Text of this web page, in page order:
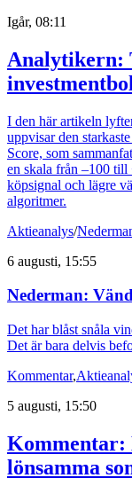
Igår, 08:11
Analytikern:
I den här artikeln
uppvisar den
Score, som
en skala från –100 till
köpsignal och lägre
algoritmer.
Aktieanalys/
6 augusti, 15:55
Nederman:
Det har blåst snåla
Det är bara delvis
Kommentar,
5 augusti, 15:50
Kommentar:
lönsamma